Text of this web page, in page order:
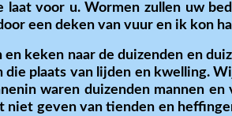
laat voor u. Wormen zullen uw
een deken van vuur en ik kon
keken naar de duizenden en
die plaats van lijden en kwelling.
waren duizenden mannen
niet geven van tienden en